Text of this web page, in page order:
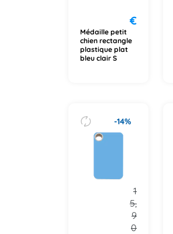
€
Médaille petit
chien rectangle
plastique plat
bleu clair S
-14%
1
5,
9
0